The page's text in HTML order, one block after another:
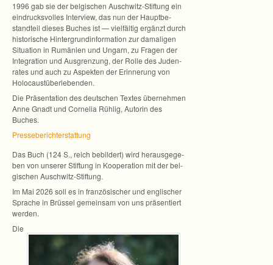
1996 gab sie der bel­gi­schen Auschwitz-Stiftung ein
ein­drucks­vol­les Inter­view, das nun der Haupt­be­
stand­teil die­ses Buches ist — viel­fäl­tig ergänzt durch
his­to­ri­sche Hin­ter­grund­in­for­ma­tion zur dama­li­gen
Situa­tion in Rumä­nien und Ungarn, zu Fra­gen der
Inte­gra­tion und Aus­gren­zung, der Rolle des Juden­
ra­tes und auch zu Aspek­ten der Erin­ne­rung von
Holocaustüberlebenden.
Die Prä­sen­ta­tion des deut­schen Tex­tes über­neh­men
Anne Gnadt und Cor­ne­lia Rüh­lig, Auto­rin des
Buches.
Pres­se­be­richt­er­stat­tung
Das Buch (124 S., reich bebil­dert) wird her­aus­ge­ge­
ben von unse­rer Stif­tung in Koope­ra­tion mit der bel­
gi­schen Auschwitz-Stiftung.
Im Mai 2026 soll es in fran­zö­si­scher und eng­li­scher
Spra­che in Brüs­sel gemein­sam von uns prä­sen­tiert
werden.
Die